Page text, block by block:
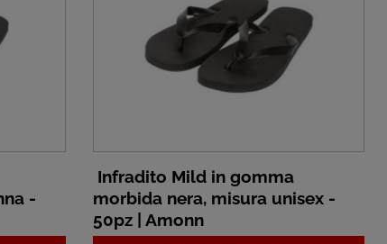
-
Infradito Mild in gomma
morbida nera, misura unisex -
50pz | Amonn